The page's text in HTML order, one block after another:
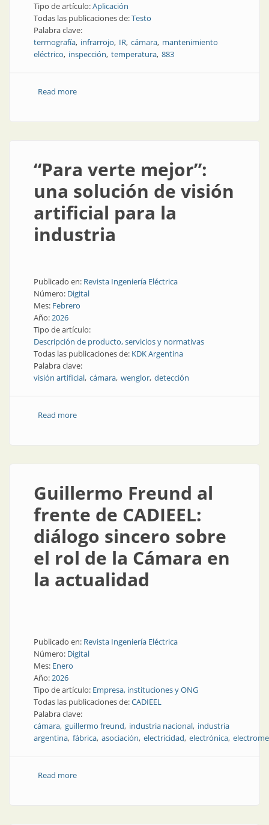
Tipo de artículo:Aplicación
Todas las publicaciones de:Testo
Palabra clave:
termografía infrarrojo IR cámara mantenimiento
eléctrico inspección temperatura 883
Read moreabout Química y termografía trabajando a la par
“Para verte mejor”:
una solución de visión
artificial para la
industria
Publicado en: Revista Ingeniería Eléctrica
Número: Digital
Mes: Febrero
Año:2026
Tipo de artículo:
Descripción de producto, servicios y normativas
Todas las publicaciones de: KDK Argentina
Palabra clave:
visión artificial cámara wenglor detección
Read moreabout “Para verte mejor”: una solución de visión
Guillermo Freund al
frente de CADIEEL:
diálogo sincero sobre
el rol de la Cámara en
la actualidad
Publicado en: Revista Ingeniería Eléctrica
Número: Digital
Mes: Enero
Año:2026
Tipo de artículo: Empresa, instituciones y ONG
Todas las publicaciones de:CADIEEL
Palabra clave:
cámara guillermo freund industria nacional industria
argentina fábrica asociación electricidad electrónica
Read moreabout Guillermo Freund al frente de CADIEEL: diálogo